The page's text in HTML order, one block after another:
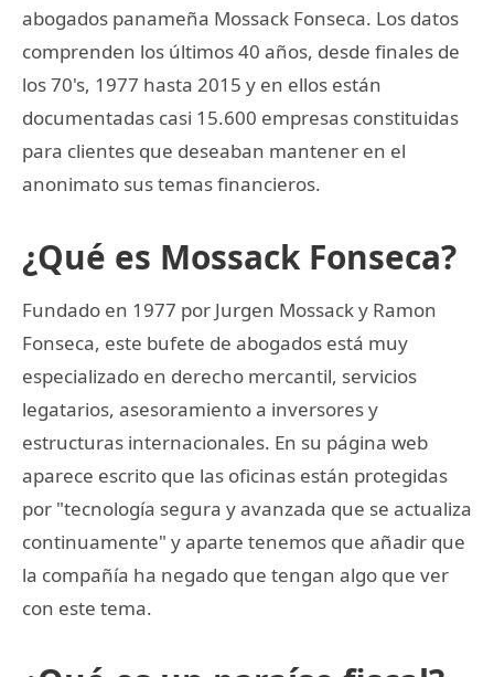
abogados panameña Mossack Fonseca. Los datos
comprenden los últimos 40 años, desde finales de
los 70's, 1977 hasta 2015 y en ellos están
documentadas casi 15.600 empresas constituidas
para clientes que deseaban mantener en el
anonimato sus temas financieros.
¿Qué es Mossack Fonseca?
Fundado en 1977 por Jurgen Mossack y Ramon
Fonseca, este bufete de abogados está muy
especializado en derecho mercantil, servicios
legatarios, asesoramiento a inversores y
estructuras internacionales. En su página web
aparece escrito que las oficinas están protegidas
por "tecnología segura y avanzada que se actualiza
continuamente" y aparte tenemos que añadir que
la compañía ha negado que tengan algo que ver
con este tema.